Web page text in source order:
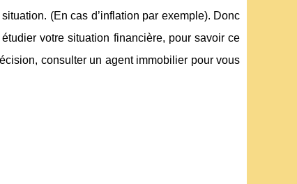
(En cas d’inflation par exemple). Donc
votre situation financière, pour savoir ce
consulter un agent immobilier pour vous